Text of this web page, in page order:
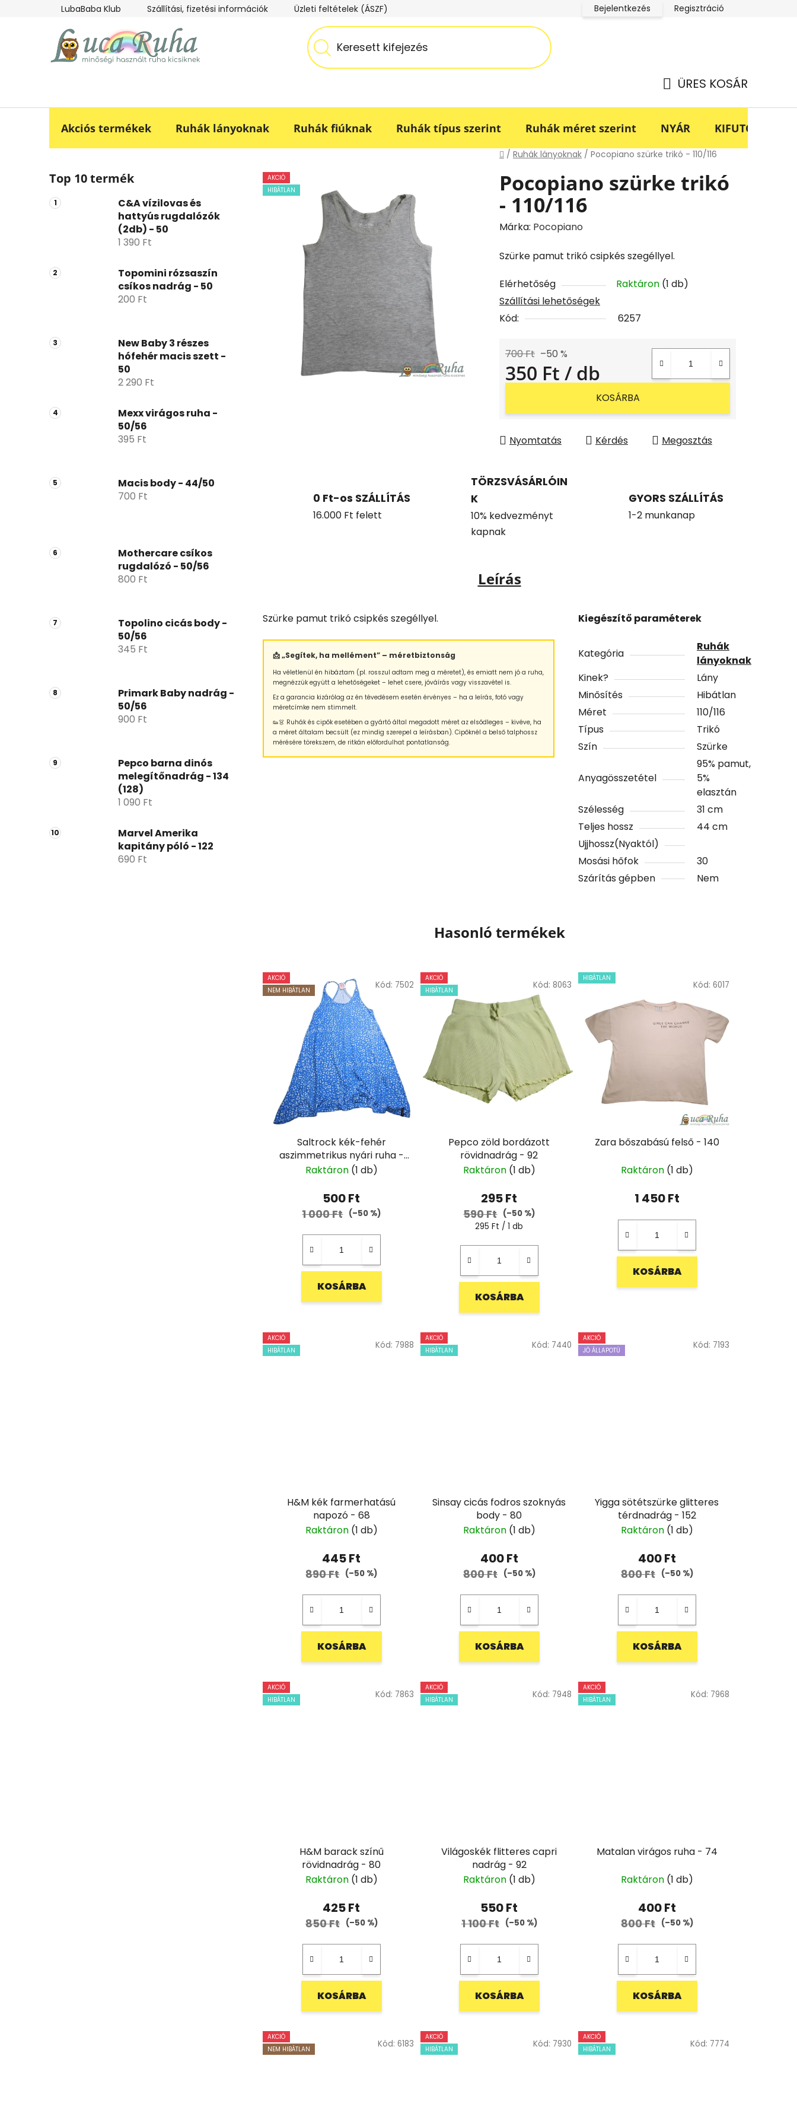
tartalomhoz
LubaBaba Klub Szállítási, fizetési információk Üzleti feltételek (ÁSZF) LucaBaba Klub adatkezelési tájékoztató
Bejelentkezés Regisztráció
ÜRES KOSÁR
Akciós termékek Ruhák lányoknak Ruhák fiúknak Ruhák típus szerint Ruhák méret szerint NYÁR KIFUTÓ -70%
Kezdőlap
/ Ruhák lányoknak / Pocopiano szürke trikó - 110/116
l
d
a
p
l
Top 10 termék
C&A vízilovas és
hattyús rugdalózók
(2db) - 50
1 390 Ft
Topomini rózsaszín
csíkos nadrág - 50
200 Ft
New Baby 3 részes
hófehér macis szett -
50
2 290 Ft
Mexx virágos ruha -
50/56
395 Ft
Macis body - 44/50
700 Ft
Mothercare csíkos
rugdalózó - 50/56
800 Ft
Topolino cicás body -
50/56
345 Ft
Primark Baby nadrág -
50/56
900 Ft
Pepco barna dinós
melegítőnadrág - 134
(128)
1 090 Ft
Marvel Amerika
kapitány póló - 122
690 Ft
Pocopiano szürke trikó
- 110/116
Márka: Pocopiano
Szürke pamut trikó csipkés szegéllyel.
Elérhetőség Raktáron (1 db)
Szállítási lehetőségek
Kód:
6257
700 Ft –50 %
350 Ft / db
KOSÁRBA
Nyomtatás Kérdés Megosztás
AKCIÓ
HIBÁTLAN
0 Ft-os SZÁLLÍTÁS
16.000 Ft felett
TÖRZSVÁSÁRLÓIN
K
10% kedvezményt
kapnak
GYORS SZÁLLÍTÁS
1-2 munkanap
Leírás
Szürke pamut trikó csipkés szegéllyel.
📩 „Segítek, ha mellément” – méretbiztonság
Ha véletlenül én hibáztam (pl. rosszul adtam meg a méretet), és emiatt nem jó a ruha,
megnézzük együtt a lehetőségeket – lehet csere, jóváírás vagy visszavétel is.
Ez a garancia kizárólag az én tévedésem esetén érvényes – ha a leírás, fotó vagy
méretcímke nem stimmelt.
👟👗 Ruhák és cipők esetében a gyártó által megadott méret az elsődleges – kivéve, ha
a méret általam becsült (ez mindig szerepel a leírásban). Cipőknél a belső talphossz
mérésére törekszem, de ritkán előfordulhat pontatlanság.
Kiegészítő paraméterek
Kategória
Ruhák
lányoknak
Kinek?
Lány
Minősítés
Hibátlan
Méret
110/116
Típus
Trikó
Szín
Szürke
Anyagösszetétel
95% pamut,
5%
elasztán
Szélesség
31 cm
Teljes hossz
44 cm
Ujjhossz(Nyaktól)
Mosási hőfok
30
Szárítás gépben
Nem
Hasonló termékek
AKCIÓ
NEM HIBÁTLAN
Saltrock kék-fehér
aszimmetrikus nyári ruha -
158
Raktáron (1 db)
500 Ft
1 000 Ft (–50 %)
KOSÁRBA
Kód: 7502
AKCIÓ
HIBÁTLAN
Pepco zöld bordázott
rövidnadrág - 92
Raktáron (1 db)
295 Ft
590 Ft (–50 %)
Egységár:
295 Ft / 1 db
KOSÁRBA
Kód: 8063
HIBÁTLAN
Zara bőszabású felső - 140
Raktáron (1 db)
1 450 Ft
KOSÁRBA
Kód: 6017
AKCIÓ
HIBÁTLAN
H&M kék farmerhatású
napozó - 68
Raktáron (1 db)
445 Ft
890 Ft (–50 %)
KOSÁRBA
Kód: 7988
AKCIÓ
HIBÁTLAN
Sinsay cicás fodros szoknyás
body - 80
Raktáron (1 db)
400 Ft
800 Ft (–50 %)
KOSÁRBA
Kód: 7440
AKCIÓ
JÓ ÁLLAPOTÚ
Yigga sötétszürke glitteres
térdnadrág - 152
Raktáron (1 db)
400 Ft
800 Ft (–50 %)
KOSÁRBA
Kód: 7193
AKCIÓ
HIBÁTLAN
H&M barack színű
rövidnadrág - 80
Raktáron (1 db)
425 Ft
850 Ft (–50 %)
KOSÁRBA
Kód: 7863
AKCIÓ
HIBÁTLAN
Világoskék flitteres capri
nadrág - 92
Raktáron (1 db)
550 Ft
1 100 Ft (–50 %)
KOSÁRBA
Kód: 7948
AKCIÓ
HIBÁTLAN
Matalan virágos ruha - 74
Raktáron (1 db)
400 Ft
800 Ft (–50 %)
KOSÁRBA
Kód: 7968
AKCIÓ
NEM HIBÁTLAN
Kód: 6183
AKCIÓ
HIBÁTLAN
Kód: 7930
AKCIÓ
HIBÁTLAN
Kód: 7774